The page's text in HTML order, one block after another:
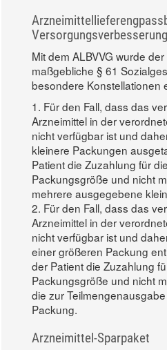
Mit dem ALBVVG wurde
maßgebliche § 61
besondere Konstellationen
1. Für den Fall, dass das
Arzneimittel in der
nicht verfügbar ist und
kleinere Packungen
Patient die Zuzahlung für
Packungsgröße und nicht
mehrere ausgegebene
2. Für den Fall, dass das
Arzneimittel in der
nicht verfügbar ist und
einer größeren Packung
der Patient die Zuzahlung
Packungsgröße und nicht
die zur
Packung.
Arzneimittel-Sparpaket